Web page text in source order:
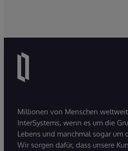
Millionen von Menschen
InterSystems, wenn es um die
Lebens und manchmal sogar um
Wir sorgen dafür, dass unsere